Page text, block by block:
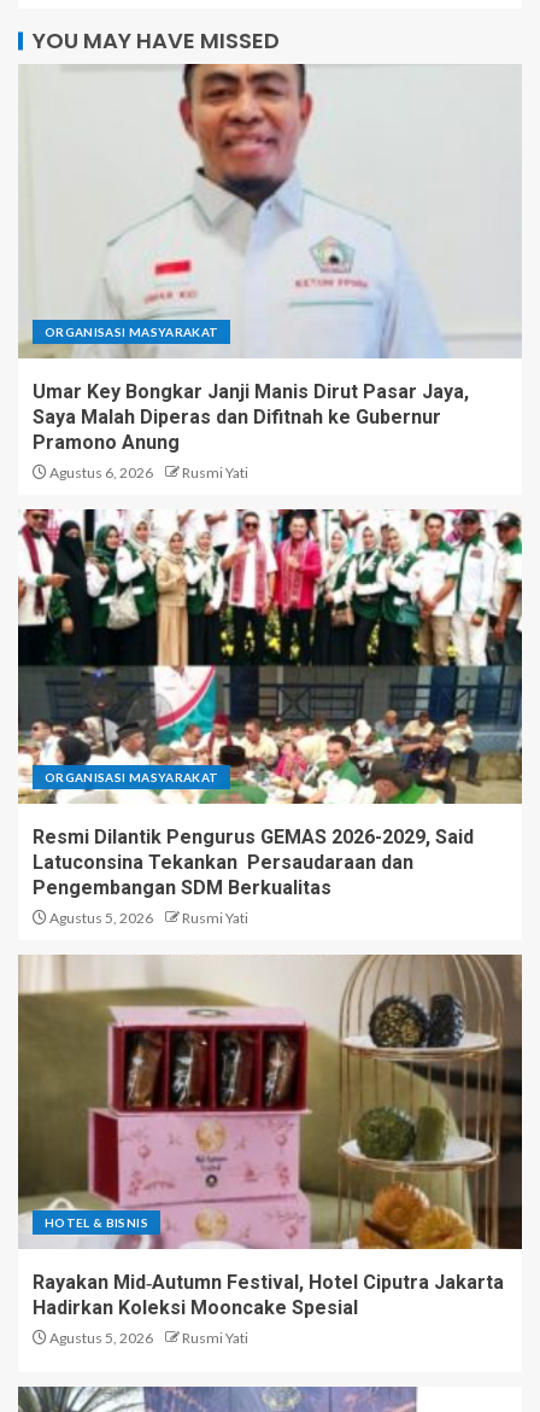
YOU MAY HAVE MISSED
ORGANISASI MASYARAKAT
Umar Key Bongkar Janji Manis Dirut Pasar Jaya,
Saya Malah Diperas dan Difitnah ke Gubernur
Pramono Anung
Agustus 6, 2026 Rusmi Yati
ORGANISASI MASYARAKAT
Resmi Dilantik Pengurus GEMAS 2026-2029, Said
Latuconsina Tekankan Persaudaraan dan
Pengembangan SDM Berkualitas
Agustus 5, 2026 Rusmi Yati
HOTEL & BISNIS
Rayakan Mid‑Autumn Festival, Hotel Ciputra Jakarta
Hadirkan Koleksi Mooncake Spesial
Agustus 5, 2026 Rusmi Yati